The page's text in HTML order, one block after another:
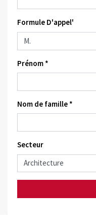
Formule D'appel'
Prénom *
Nom de famille *
Secteur